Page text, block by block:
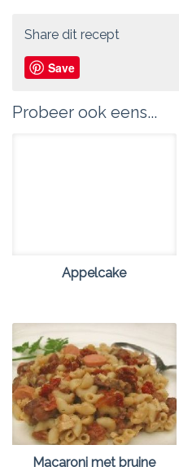
Share dit recept
Save
Probeer ook eens...
Appelcake
Macaroni met bruine